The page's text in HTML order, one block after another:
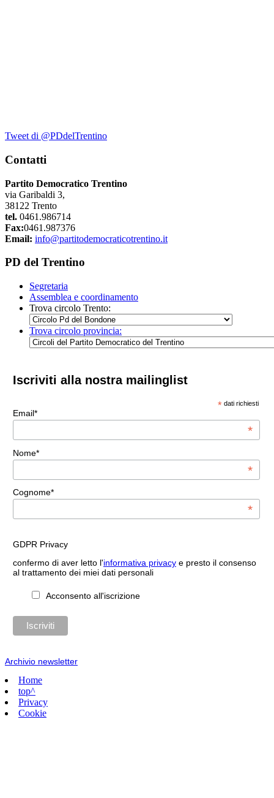
Tweet di @PDdelTrentino
Contatti
Partito Democratico Trentino
via Garibaldi 3,
38122 Trento
tel. 0461.986714
Fax:0461.987376
Email: info@partitodemocraticotrentino.it
PD del Trentino
Segretaria
Assemblea e coordinamento
Trova circolo Trento:
Trova circolo provincia:
Iscriviti alla nostra mailinglist
* dati richiesti
Email*
*
Nome*
*
Cognome*
*
GDPR Privacy
confermo di aver letto l'informativa privacye presto il consenso
al trattamento dei miei dati personali
Acconsento all'iscrizione
Archivio newsletter
Home
top^
Privacy
Cookie